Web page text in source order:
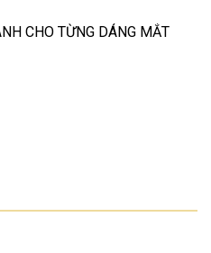
CHO TỪNG DÁNG MẮT